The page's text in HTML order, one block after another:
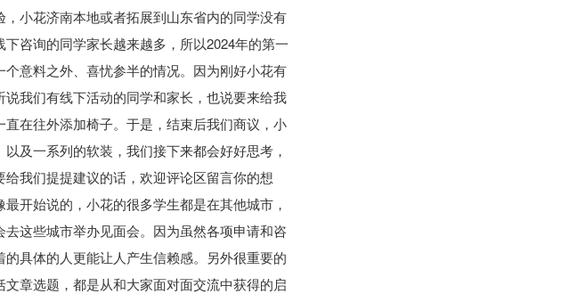
小花济南本地或者拓展到山东省内的同学没有
咨询的同学家长越来越多，所以2024年的第一
意料之外、喜忧参半的情况。因为刚好小花有
我们有线下活动的同学和家长，也说要来给我
在往外添加椅子。于是，结束后我们商议，小
及一系列的软装，我们接下来都会好好思考，
我们提提建议的话，欢迎评论区留言你的想
开始说的，小花的很多学生都是在其他城市，
这些城市举办见面会。因为虽然各项申请和咨
具体的人更能让人产生信赖感。另外很重要的
章选题，都是从和大家面对面交流中获得的启